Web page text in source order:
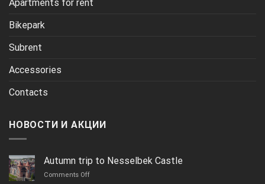
Apartments for rent
Bikepark
Subrent
Accessories
Contacts
НОВОСТИ И АКЦИИ
Autumn trip to Nesselbek Castle
Comments Offon